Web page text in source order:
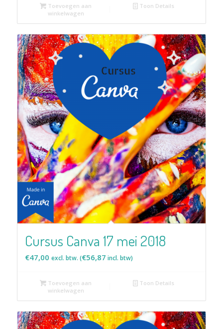
Toevoegen aan
winkelwagen
Toon Details
Cursus Canva 17 mei 2018
€47,00 excl. btw. (€56,87 incl. btw)
Toevoegen aan
winkelwagen
Toon Details